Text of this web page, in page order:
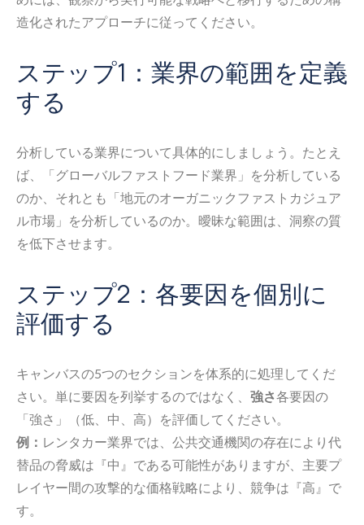
造化されたアプローチに従ってください。
ステップ1：業界の範囲を定義
する
分析している業界について具体的にしましょう。たとえ
ば、「グローバルファストフード業界」を分析している
のか、それとも「地元のオーガニックファストカジュア
ル市場」を分析しているのか。曖昧な範囲は、洞察の質
を低下させます。
ステップ2：各要因を個別に
評価する
キャンバスの5つのセクションを体系的に処理してくだ
さい。単に要因を列挙するのではなく、 強さ各要因の
「強さ」（低、中、高）を評価してください。
例： レンタカー業界では、公共交通機関の存在により代
替品の脅威は『中』である可能性がありますが、主要プ
レイヤー間の攻撃的な価格戦略により、競争は『高』で
す。